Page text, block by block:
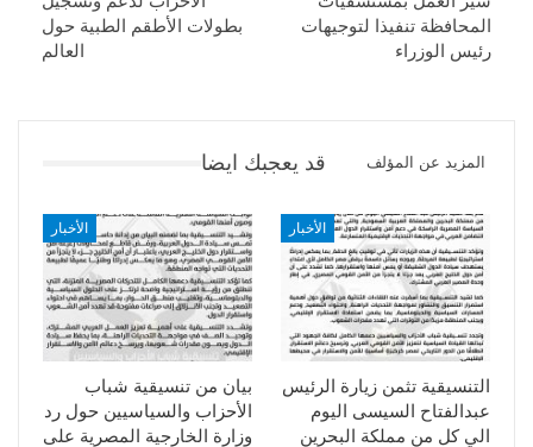
بطولات الأطقم الطبية حول
العالم
المحافظة تنفيذا لتوجيهات
رئيس الوزراء
قد يعجبك ايضا المزيد عن المؤلف
الأخبار
بيان من تنسيقية شباب
الأحزاب والسياسيين حول رد
وزارة الخارجية المصرية على
الأخبار
التنسيقية تثمن زيارة الرئيس
عبدالفتاح السيسى اليوم
الي كل من مملكة البحرين